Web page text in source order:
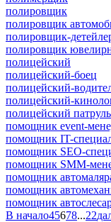
полировщик
полировщик
полировщик-
полировщик
полицейский
полицейский-боец
полицейский-
полицейский-
полицейский
помощник event-
помощник IT-
помощник SEO-
помощник SMM-
помощник
помощник
помощник
В начало45678...22